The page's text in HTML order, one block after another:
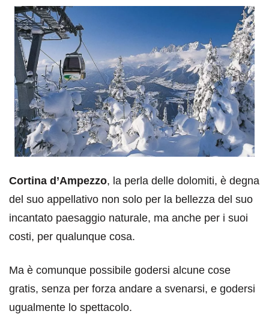
Cortina d’Ampezzo, la perla delle dolomiti, è degna
del suo appellativo non solo per la bellezza del suo
incantato paesaggio naturale, ma anche per i suoi
costi, per qualunque cosa.
Ma è comunque possibile godersi alcune cose
gratis, senza per forza andare a svenarsi, e godersi
ugualmente lo spettacolo.